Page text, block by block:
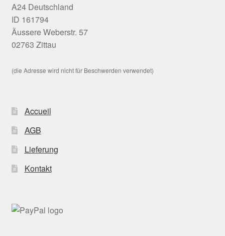
A24 Deutschland
ID 161794
Äussere Weberstr. 57
02763 Zittau
(die Adresse wird nicht für Beschwerden verwendet)
Accueil
AGB
Lieferung
Kontakt